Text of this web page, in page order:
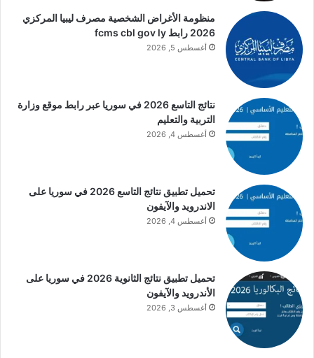
منظومة الأغراض الشخصية مصرف ليبيا المركزي
2026 رابط fcms cbl gov ly
أغسطس 5, 2026
نتائج التاسع 2026 في سوريا عبر رابط موقع وزارة
التربية والتعليم
أغسطس 4, 2026
تحميل تطبيق نتائج التاسع 2026 في سوريا على
الاندرويد والآيفون
أغسطس 4, 2026
تحميل تطبيق نتائج الثانوية 2026 في سوريا على
الأندرويد والآيفون
أغسطس 3, 2026